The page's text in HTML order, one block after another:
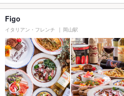
Figo
イタリアン・フレンチ 岡山駅